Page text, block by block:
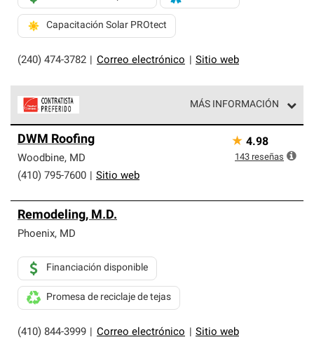
(240) 474-3782 Correo electrónico Sitio web
Capacitación Solar PROtect
MÁS INFORMACIÓN
parte de una red exclusiva de profesionales de techos
que cumplen con altos estándares y requisitos estrictos
de profesionalismo y confiabilidad.
DWM Roofing
Woodbine, MD
(410) 795-7600
Sitio web
★ 4.98
143 reseñas
Remodeling, M.D.
Phoenix, MD
(410) 844-3999 Correo electrónico Sitio web
Financiación disponible
Promesa de reciclaje de tejas